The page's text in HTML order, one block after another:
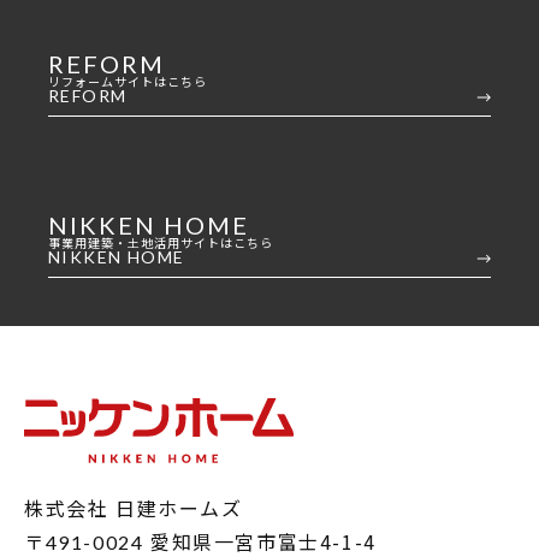
REFORM
リフォームサイトはこちら
REFORM
NIKKEN HOME
事業用建築・土地活用サイトはこちら
NIKKEN HOME
株式会社 日建ホームズ
〒 491-0024 愛知県一宮市富士4-1-4